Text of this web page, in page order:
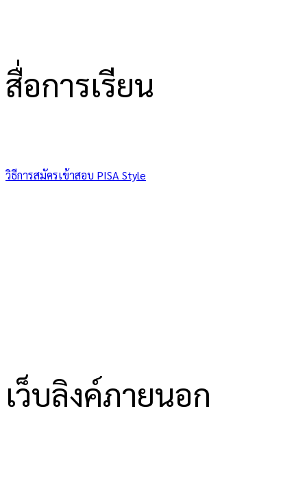
สื่อการเรียน
วิธีการสมัครเข้าสอบ PISA Style
เว็บลิงค์ภายนอก